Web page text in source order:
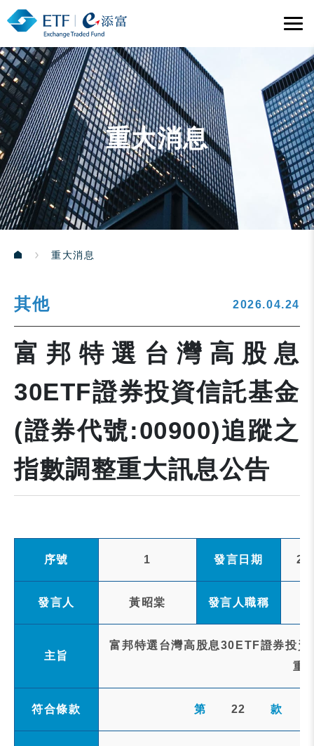
重大消息
重大消息
其他 2026.04.24
富邦特選台灣高股息
30ETF證券投資信託基金
(證券代號:00900)追蹤之
指數調整重大訊息公告
序號 1 發言日期
發言人 黃昭棠 發言人職稱
主旨
富邦特選台灣高股息30ETF證券投
重
符合條款 第 22 款